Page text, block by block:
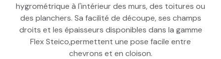
hygrométrique à l'intérieur des murs, des toitures ou
des planchers. Sa facilité de découpe, ses champs
droits et les épaisseurs disponibles dans la gamme
Flex Steico,permettent une pose facile entre
chevrons et en cloison.